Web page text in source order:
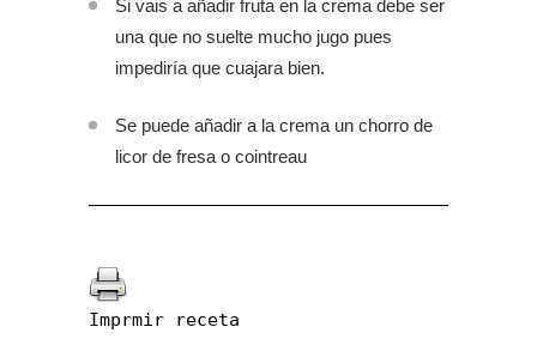
Si vais a añadir fruta en la crema debe ser
una que no suelte mucho jugo pues
impediría que cuajara bien.
Se puede añadir a la crema un chorro de
licor de fresa o cointreau
Imprmir receta